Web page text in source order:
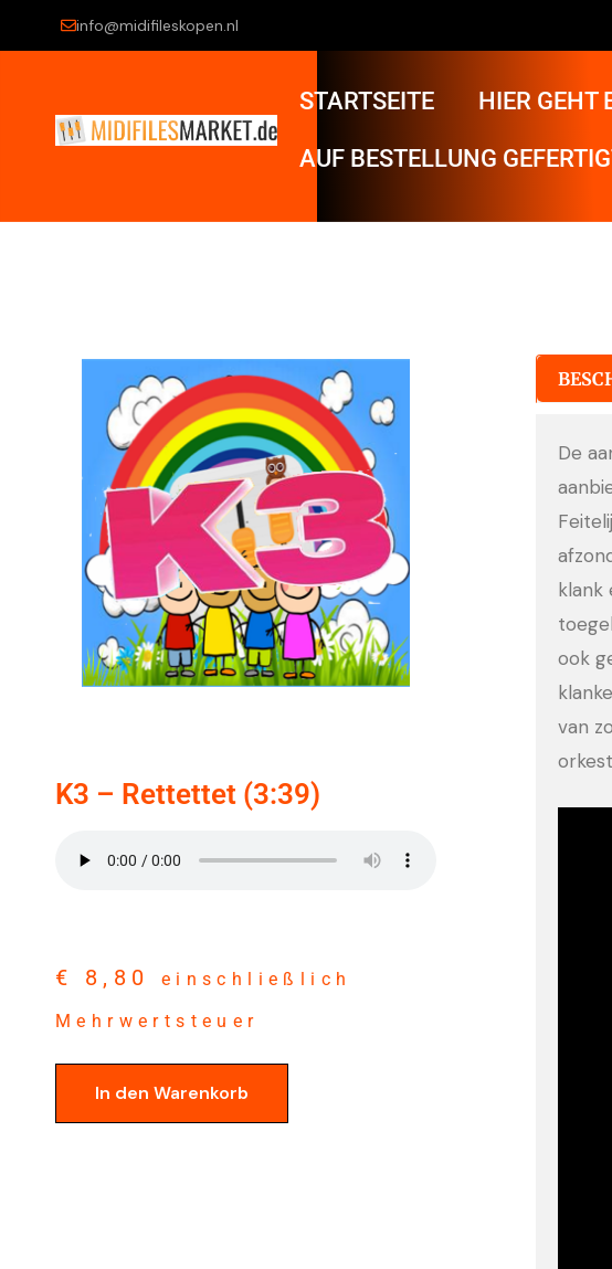
info@midifileskopen.nl
STARTSEITE HIER GEHT
AUF BESTELLUNG
K3 – Rettettet (3:39)
€ 8,80
einschließlich
Mehrwertsteuer
In den Warenkorb
De
klank
ook
van